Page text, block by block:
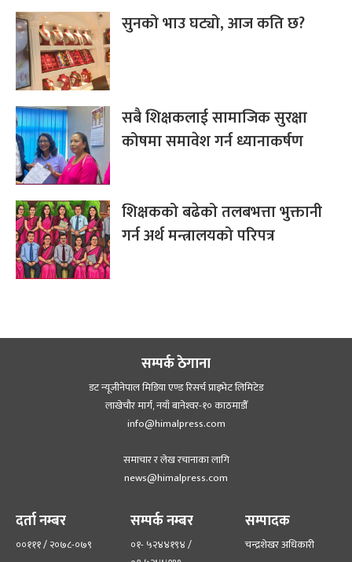
सुनको भाउ घट्यो, आज कति छ?
सबै शिक्षकलाई सामाजिक सुरक्षा
कोषमा समावेश गर्न ध्यानाकर्षण
शिक्षकको बढेको तलबभत्ता भुक्तानी
गर्न अर्थ मन्त्रालयको परिपत्र
सम्पर्क ठेगाना
डट न्यूजीनेपाल मिडिया एण्ड रिसर्च प्राइभेट लिमिटेड
लाखेचौर मार्ग, नयाँ बानेश्‍वर-१० काठमाडौँ
info@himalpress.com
समाचार र लेख रचानाका लागि
news@himalpress.com
दर्ता नम्बर
००१११ / २०७८-०७९
सम्पर्क नम्बर
०१- ५२४४१९४ /
सम्पादक
चन्द्रशेखर अधिकारी